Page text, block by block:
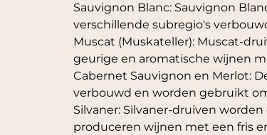
Sauvignon Blanc: Sauvignon
verschillende subregio's
Muscat (Muskateller): Muscat-
geurige en aromatische wijnen
Cabernet Sauvignon en Merlot:
verbouwd en worden gebruikt
Silvaner: Silvaner-druiven
produceren wijnen met een fris